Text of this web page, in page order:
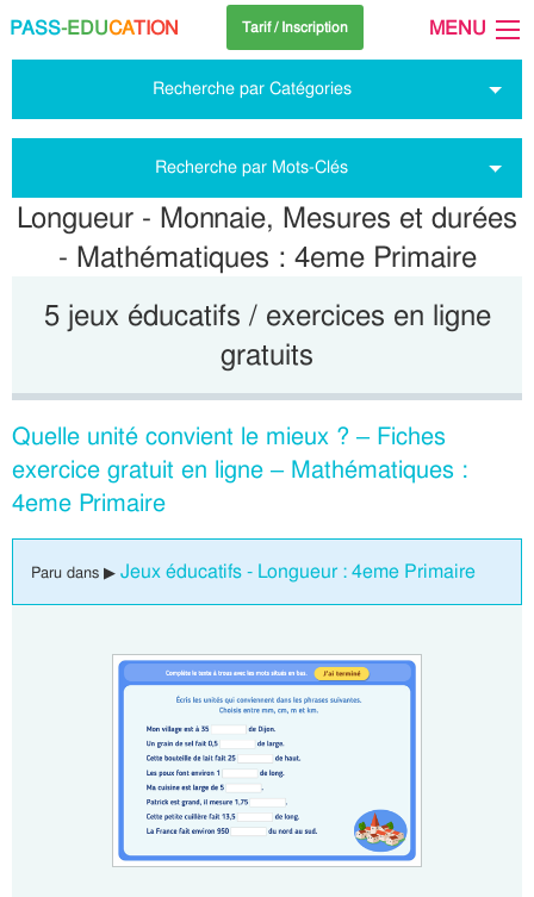
PASS-EDUCATION Tarif / Inscription MENU
Recherche par Catégories
Recherche par Mots-Clés
Longueur - Monnaie, Mesures et durées
- Mathématiques : 4eme Primaire
5 jeux éducatifs / exercices en ligne
gratuits
Quelle unité convient le mieux ? – Fiches
exercice gratuit en ligne – Mathématiques :
4eme Primaire
Paru dans ▶ Jeux éducatifs - Longueur : 4eme Primaire